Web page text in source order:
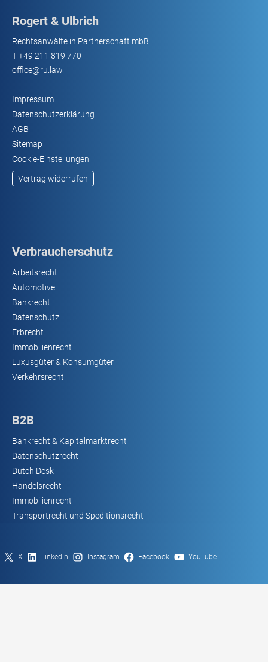
Rogert & Ulbrich
Rechtsanwälte in Partnerschaft mbB
T+49 211 819 770
office@ru.law
Impressum
Datenschutzerklärung
AGB
Sitemap
Cookie-Einstellungen
Vertrag widerrufen
Verbraucherschutz
Arbeitsrecht
Automotive
Bankrecht
Datenschutz
Erbrecht
Immobilienrecht
Luxusgüter & Konsumgüter
Verkehrsrecht
B2B
Bankrecht & Kapitalmarktrecht
Datenschutzrecht
Dutch Desk
Handelsrecht
Immobilienrecht
Transportrecht und Speditionsrecht
X LinkedIn Instagram Facebook YouTube